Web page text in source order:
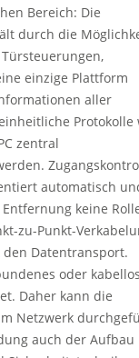
Bereich: Die
durch die
einzige Plattform
aller
Protokolle
zentral
automatisch
keine
zu-Punkt-
Datentransport.
oder
Daher kann die
Netzwerk
auch der Aufbau